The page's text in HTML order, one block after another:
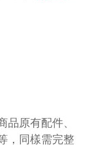
原有配件、
，同樣需完整